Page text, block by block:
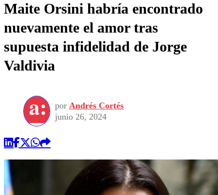
Maite Orsini habría encontrado
nuevamente el amor tras
supuesta infidelidad de Jorge
Valdivia
por Andrés Cortés
junio 26, 2024